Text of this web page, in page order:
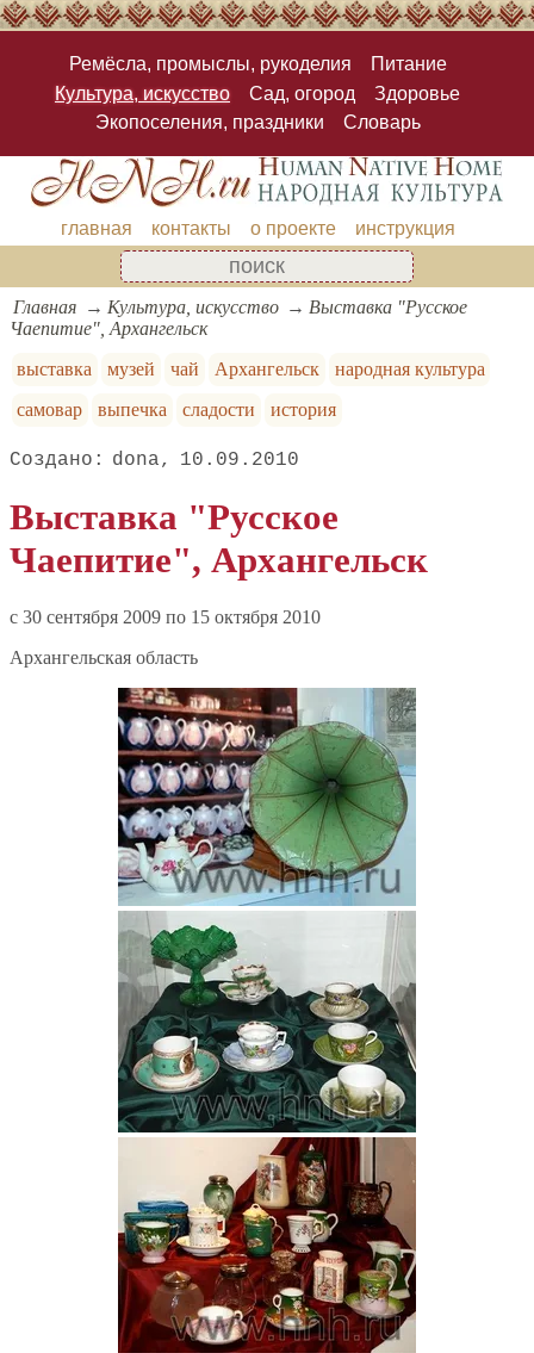
Ремёсла, промыслы, рукоделия
Питание
Культура, искусство
Сад, огород
Здоровье
Экопоселения, праздники
Словарь
главная контакты о проекте инструкция
Главная Культура, искусство
Выставка "Русское
Чаепитие", Архангельск
выставка
музей чай Архангельск
народная культура
самовар
выпечка сладости история
dona 10.09.2010
Выставка "Русское
Чаепитие", Архангельск
c 30 сентября 2009 по 15 октября 2010
Архангельская область